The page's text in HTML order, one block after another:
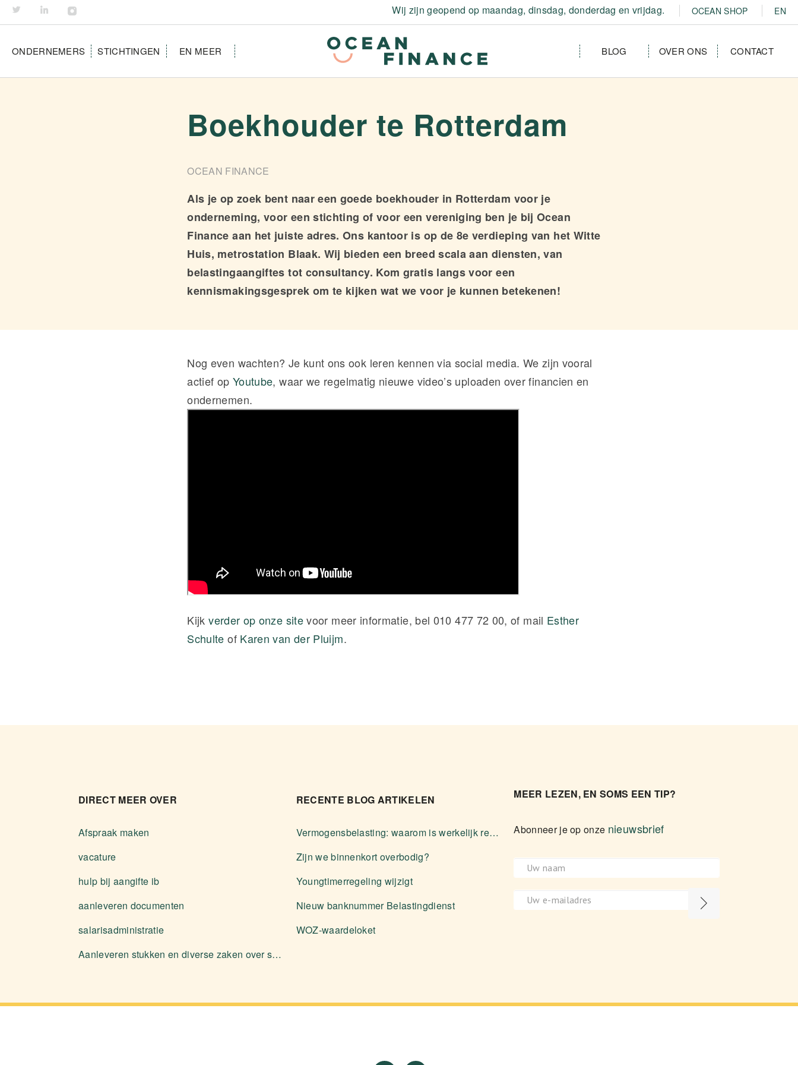
OCEAN SHOP EN
Wij zijn geopend op maandag, dinsdag, donderdag en vrijdag.
ONDERNEMERS STICHTINGEN EN MEER BLOG OVER ONS CONTACT
Boekhouder te Rotterdam
OCEAN FINANCE
Als je op zoek bent naar een goede boekhouder in Rotterdam voor je
onderneming, voor een stichting of voor een vereniging ben je bij Ocean
Finance aan het juiste adres. Ons kantoor is op de 8e verdieping van het Witte
Huis, metrostation Blaak. Wij bieden een breed scala aan diensten, van
belastingaangiftes tot consultancy. Kom gratis langs voor een
kennismakingsgesprek om te kijken wat we voor je kunnen betekenen!
Nog even wachten? Je kunt ons ook leren kennen via social media. We zijn vooral
actief op Youtube, waar we regelmatig nieuwe video’s uploaden over financien en
ondernemen.
Kijkverder op onze sitevoor meer informatie, bel 010 477 72 00, of mail Esther
Schulte of Karen van der Pluijm.
DIRECT MEER OVER
Afspraak maken
vacature
hulp bij aangifte ib
aanleveren documenten
salarisadministratie
Aanleveren stukken en diverse zaken over software
RECENTE BLOG ARTIKELEN
Vermogensbelasting: waarom is werkelijk rendement zelden voordeliger?
Zijn we binnenkort overbodig?
Youngtimerregeling wijzigt
Nieuw banknummer Belastingdienst
WOZ-waardeloket
MEER LEZEN, EN SOMS EEN TIP?
Abonneer je op onze nieuwsbrief